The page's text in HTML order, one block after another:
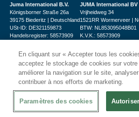
Juma International B.V.
Königsborner Straße 26a
39175 Biederitz | Deutschland
USt-ID: DE321159873
Handelsregister: 58573909
JUMA International BV
Vrijheidweg 34
1521RR Wormerveer |
BTW: NL853095048B01
K.V.K.: 58573909
© 2026CHRshop
En cliquant sur « Accepter tous les
acceptez le stockage de cookies sur votre
améliorer la navigation sur le site,
contribuer à nos efforts de marketing.
Paramètres des cookies